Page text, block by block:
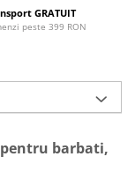
GRATUIT
peste 399 RON
barbati,